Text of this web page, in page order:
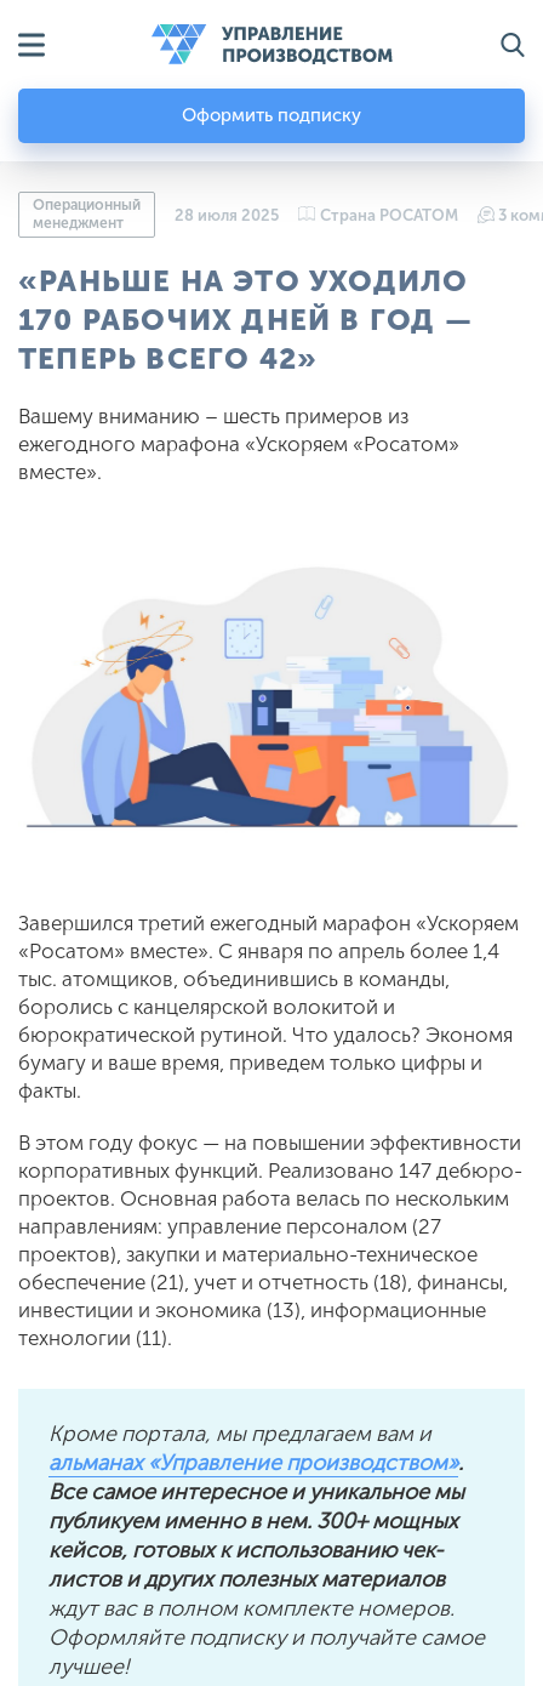
Оформить подписку
Операционный
менеджмент
28 июля 2025 Страна РОСАТОМ 3
«РАНЬШЕ НА ЭТО УХОДИЛО
170 РАБОЧИХ ДНЕЙ В ГОД —
ТЕПЕРЬ ВСЕГО 42»
Вашему вниманию – шесть примеров из
ежегодного марафона «Ускоряем «Росатом»
вместе».
Завершился третий ежегодный марафон «Ускоряем
«Росатом» вместе». С января по апрель более 1,4
тыс. атомщиков, объединившись в команды,
боролись с канцелярской волокитой и
бюрократической рутиной. Что удалось? Экономя
бумагу и ваше время, приведем только цифры и
факты.
В этом году фокус — на повышении эффективности
корпоративных функций. Реализовано 147 дебюро-
проектов. Основная работа велась по нескольким
направлениям: управление персоналом (27
проектов), закупки и материально-техническое
обеспечение (21), учет и отчетность (18), финансы,
инвестиции и экономика (13), информационные
технологии (11).
Кроме портала, мы предлагаем вам и
альманах «Управление производством».
Все самое интересное и уникальное мы
публикуем именно в нем. 300+ мощных
кейсов, готовых к использованию чек-
листов и других полезных материалов
ждут вас в полном комплекте номеров.
Оформляйте подписку и получайте самое
лучшее!